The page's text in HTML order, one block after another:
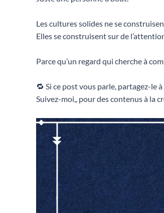
Les cultures solides ne se
Elles se construisent sur de
Parce qu’un regard qui cherche à
🔁 Si ce post vous parle, partagez-le
Suivez-moi,, pour des contenus à la